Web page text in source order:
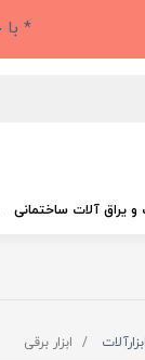
*
و یراق آلات ساختمانی
ابزارآلات ابزار برقی